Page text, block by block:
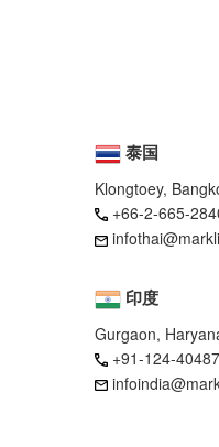
泰国
Klongtoey,
+66-2-665-
印度
Gurgaon,
+91-124-